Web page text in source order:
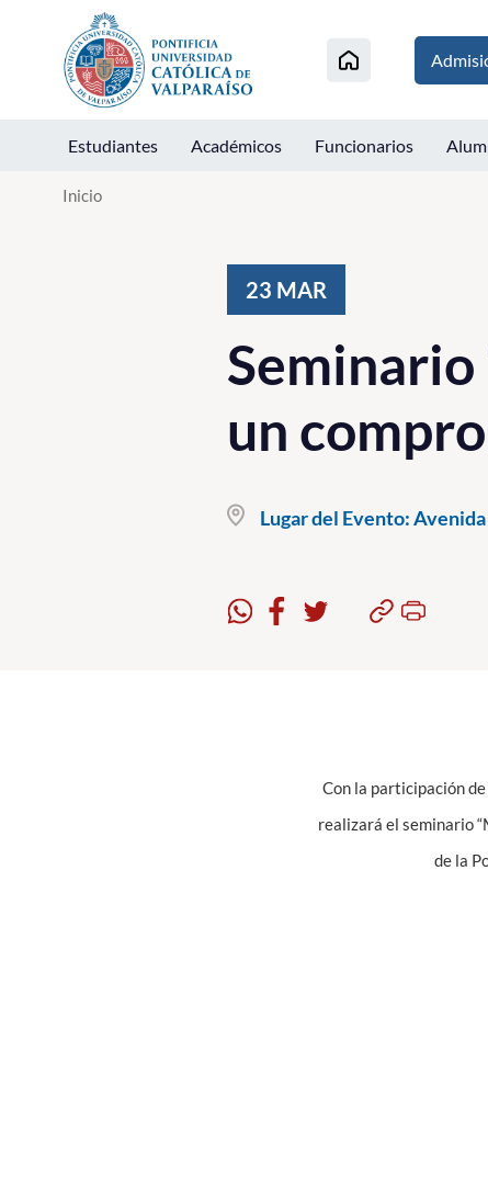
Click acá para ir directamente al contenido
Estudiantes Académicos Funcionarios
Inicio
23 MAR
un
Lugar del Evento:
Con la participación
realizará el seminario
de la